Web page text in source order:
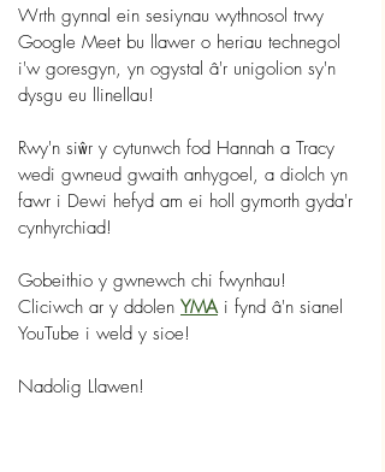
Wrth gynnal ein sesiynau wythnosol trwy
Google Meet bu llawer o heriau technegol
i'w goresgyn, yn ogystal â'r unigolion sy'n
dysgu eu llinellau!
Rwy'n siŵr y cytunwch fod Hannah a Tracy
wedi gwneud gwaith anhygoel, a diolch yn
fawr i Dewi hefyd am ei holl gymorth gyda'r
cynhyrchiad!
Gobeithio y gwnewch chi fwynhau!
Cliciwch ar y ddolen YMA i fynd â'n sianel
YouTube i weld y sioe!
Nadolig Llawen!